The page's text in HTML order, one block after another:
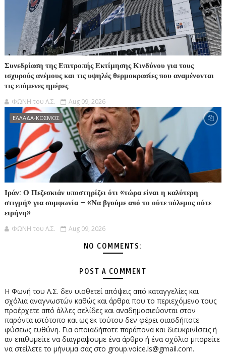
Συνεδρίαση της Επιτροπής Εκτίμησης Κινδύνου για τους
ισχυρούς ανέμους και τις υψηλές θερμοκρασίες που αναμένονται
τις επόμενες ημέρες
ΦΩΝΗ του Λ.Σ. Aug 09, 2026
ΕΛΛΑΔΑ-ΚΟΣΜΟΣ
Ιράν: Ο Πεζεσκιάν υποστηρίζει ότι «τώρα είναι η καλύτερη
στιγμή» για συμφωνία – «Να βγούμε από το ούτε πόλεμος ούτε
ειρήνη»
ΦΩΝΗ του Λ.Σ. Aug 09, 2026
NO COMMENTS:
POST A COMMENT
Η Φωνή του Λ.Σ. δεν υιοθετεί απόψεις από καταγγελίες και
σχόλια αναγνωστών καθώς και άρθρα που το περιεχόμενο τους
προέρχετε από άλλες σελίδες και αναδημοσιεύονται στον
παρόντα ιστότοπο και ως εκ τούτου δεν φέρει οιασδήποτε
φύσεως ευθύνη. Για οποιαδήποτε παράπονα και διευκρινίσεις ή
αν επιθυμείτε να διαγράψουμε ένα άρθρο ή ένα σχόλιο μπορείτε
να στείλετε το μήνυμα σας στο group.voice.ls@gmail.com.